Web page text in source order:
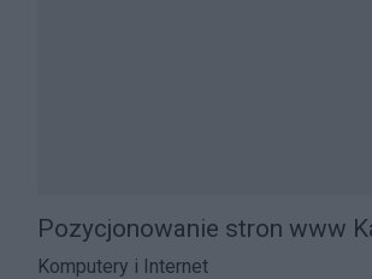
Pozycjonowanie stron www
Komputery i Internet